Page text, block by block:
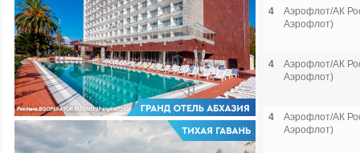
4
Аэрофлот/АК
Аэрофлот)
4
Аэрофлот/АК
Аэрофлот)
4
Аэрофлот/АК
Аэрофлот)